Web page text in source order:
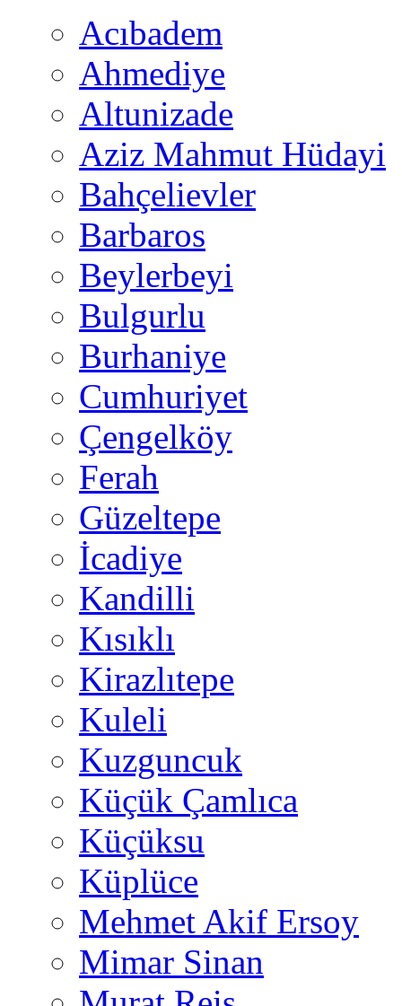
Acıbadem
Ahmediye
Altunizade
Aziz Mahmut Hüdayi
Bahçelievler
Barbaros
Beylerbeyi
Bulgurlu
Burhaniye
Cumhuriyet
Çengelköy
Ferah
Güzeltepe
İcadiye
Kandilli
Kısıklı
Kirazlıtepe
Kuleli
Kuzguncuk
Küçük Çamlıca
Küçüksu
Küplüce
Mehmet Akif Ersoy
Mimar Sinan